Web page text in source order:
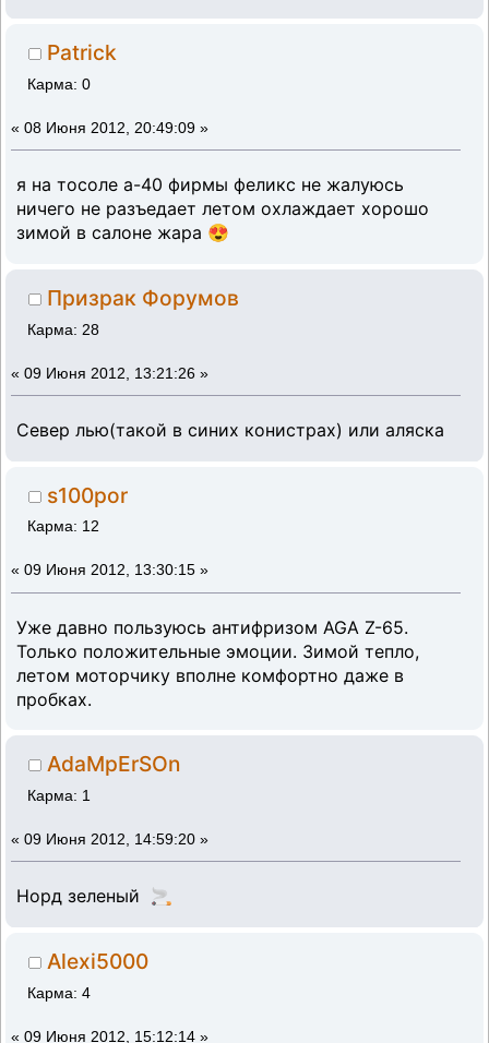
Patrick
Карма: 0
« 08 Июня 2012, 20:49:09 »
я на тосоле а-40 фирмы феликс не жалуюсь
ничего не разъедает летом охлаждает хорошо
зимой в салоне жара 😍
Призрак Форумов
Карма: 28
« 09 Июня 2012, 13:21:26 »
Север лью(такой в синих конистрах) или аляска
s100por
Карма: 12
« 09 Июня 2012, 13:30:15 »
Уже давно пользуюсь антифризом AGA Z-65.
Только положительные эмоции. Зимой тепло,
летом моторчику вполне комфортно даже в
пробках.
AdaMpErSOn
Карма: 1
« 09 Июня 2012, 14:59:20 »
Норд зеленый 🚬
Alexi5000
Карма: 4
« 09 Июня 2012, 15:12:14 »